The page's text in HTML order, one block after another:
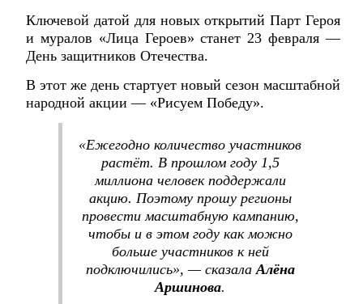
Ключевой датой для новых открытий Парт Героя
и муралов «Лица Героев» станет 23 февраля —
День защитников Отечества.
В этот же день стартует новый сезон масштабной
народной акции — «Рисуем Победу».
«Ежегодно количество участников
растёт. В прошлом году 1,5
миллиона человек поддержали
акцию. Поэтому прошу регионы
провести масштабную кампанию,
чтобы и в этом году как можно
больше участников к ней
подключились», — сказала Алёна
Аршинова.